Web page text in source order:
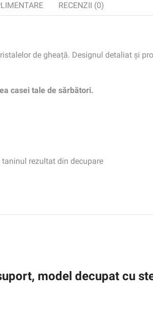
RECENZII (0)
de gheață. Designul detaliat și
casei tale de sărbători.
rezultat din decupare
model decupat cu